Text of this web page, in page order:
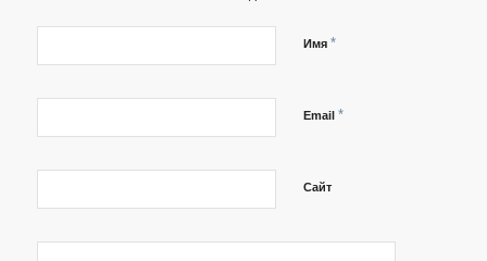
Имя *
Email *
Сайт